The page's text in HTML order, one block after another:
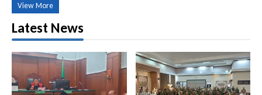
mempererat silaturahmi antar pengurus
dan kader partai sekaligus meningkatkan
nilai-nilai keimanan […]
View More
Latest News